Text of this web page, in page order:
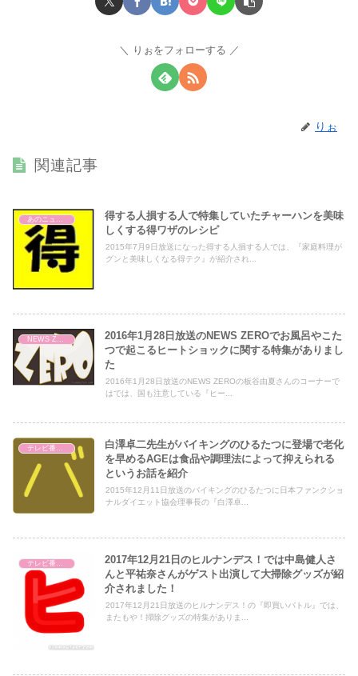
りぉをフォローする
りぉ
関連記事
得する人損する人で特集していたチャーハンを美味
しくする得ワザのレシピ
2015年7月9日放送になった得する人損する人では、『家庭料理が
グンと美味しくなる得テク』が紹介され...
NEWS ZERO
2016年1月28日放送のNEWS ZEROでお風呂やこた
つで起こるヒートショックに関する特集がありまし
た
2016年1月28日放送のNEWS ZEROの板谷由夏さんのコーナーで
はでは、国も注意している『ヒー...
白澤卓二先生がバイキングのひるたつに登場で老化
を早めるAGEは食品や調理法によって抑えられる
というお話を紹介
2015年12月11日放送のバイキングのひるたつに日本ファンクショ
ナルダイエット協会理事長の『白澤卓...
テレビ番組レビュー
2017年12月21日のヒルナンデス！では中島健人さ
んと平祐奈さんがゲスト出演して大掃除グッズが紹
介されました！
2017年12月21日放送のヒルナンデス！の『即買いバトル』では、
またもや！掃除グッズの特集がありま...